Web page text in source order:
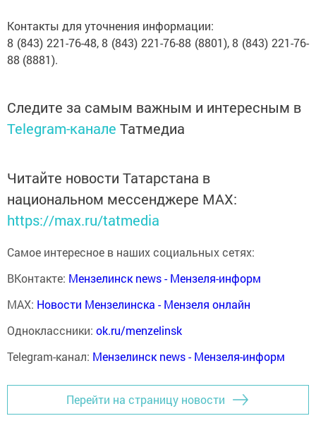
Контакты для уточнения информации:
8 (843) 221-76-48, 8 (843) 221-76-88 (8801), 8 (843) 221-76-
88 (8881).
Следите за самым важным и интересным в
Telegram-канале Татмедиа
Читайте новости Татарстана в
национальном мессенджере MАХ:
https://max.ru/tatmedia
Самое интересное в наших социальных сетях:
ВКонтакте: Мензелинск news - Мензеля-информ
MAX: Новости Мензелинска - Мензеля онлайн
Одноклассники: ok.ru/menzelinsk
Telegram-канал: Мензелинск news - Мензеля-информ
Перейти на страницу новости